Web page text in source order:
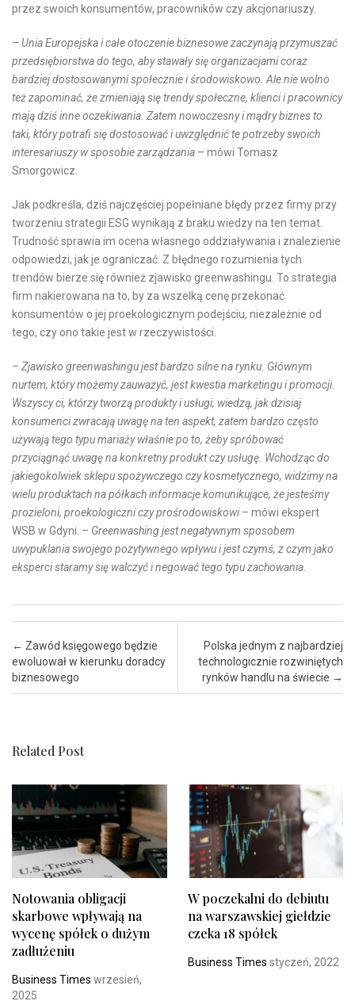
przez swoich konsumentów, pracowników czy akcjonariuszy.
– Unia Europejska i całe otoczenie biznesowe zaczynają przymuszać
przedsiębiorstwa do tego, aby stawały się organizacjami coraz
bardziej dostosowanymi społecznie i środowiskowo. Ale nie wolno
też zapominać, że zmieniają się trendy społeczne, klienci i pracownicy
mają dziś inne oczekiwania. Zatem nowoczesny i mądry biznes to
taki, który potrafi siędostosować i uwzględnić te potrzeby swoich
interesariuszy w sposobie zarządzania – mówi Tomasz
Smorgowicz.
Jak podkreśla, dziś najczęściej popełniane błędy przez firmy przy
tworzeniu strategii ESG wynikają z braku wiedzy na ten temat.
Trudność sprawia im ocena własnego oddziaływania i znalezienie
odpowiedzi, jak je ograniczać. Z błędnego rozumienia tych
trendów bierze się również zjawisko greenwashingu. To strategia
firm nakierowana na to, by za wszelką cenę przekonać
konsumentów o jej proekologicznym podejściu, niezależnie od
tego, czy ono takie jest w rzeczywistości.
– Zjawisko greenwashingu jest bardzo silne na rynku. Głównym
nurtem, który możemy zauważyć, jest kwestia marketingu i promocji.
Wszyscy ci, którzy tworzą produkty i usługi, wiedzą, jak dzisiaj
konsumenci zwracają uwagę na ten aspekt, zatem bardzo często
używają tego typu mariaży właśnie po to, żeby spróbować
przyciągnąć uwagę na konkretny produkt czy usługę. Wchodząc do
jakiegokolwiek sklepu spożywczego czy kosmetycznego, widzimy na
wielu produktach na półkach informacje komunikujące, że jesteśmy
prozieloni, proekologiczni czy prośrodowiskowi – mówi ekspert
WSB w Gdyni. – Greenwashing jest negatywnym sposobem
uwypuklania swojego pozytywnego wpływu i jest czymś, z czym jako
eksperci staramy się walczyć i negować tego typu zachowania.
Post navigation
← Zawód księgowego będzie
ewoluował w kierunku doradcy
biznesowego
Polska jednym z najbardziej
technologicznie rozwiniętych
rynków handlu na świecie →
Related Post
Notowania obligacji
skarbowe wpływają na
wycenę spółek o dużym
zadłużeniu
Business Times wrzesień,
2025
W poczekalni do debiutu
na warszawskiej giełdzie
czeka 18 spółek
Business Times styczeń, 2022